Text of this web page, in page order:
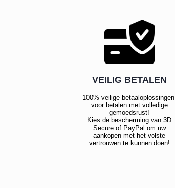
VEILIG BETALEN
100% veilige betaaloplossingen,
voor betalen met volledige
gemoedsrust!
Kies de bescherming van 3D
Secure of PayPal om uw
aankopen met het volste
vertrouwen te kunnen doen!